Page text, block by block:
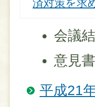
済対策を求
会議
意見
平成21